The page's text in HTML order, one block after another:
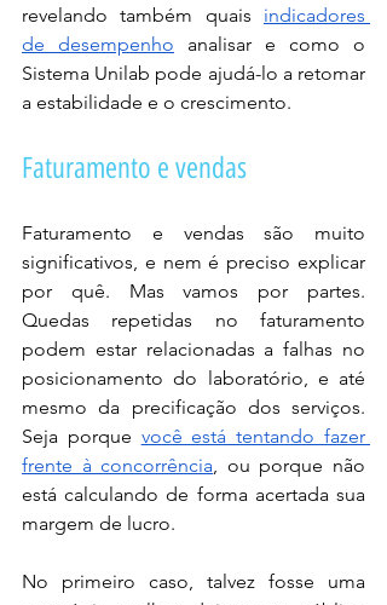
revelando também quais indicadores
de desempenho analisar e como o
Sistema Unilab pode ajudá-lo a retomar
a estabilidade e o crescimento.
Faturamento e vendas
Faturamento e vendas são muito
significativos, e nem é preciso explicar
por quê. Mas vamos por partes.
Quedas repetidas no faturamento
podem estar relacionadas a falhas no
posicionamento do laboratório, e até
mesmo da precificação dos serviços.
Seja porque você está tentando fazer
frente à concorrência, ou porque não
está calculando de forma acertada sua
margem de lucro.
No primeiro caso, talvez fosse uma